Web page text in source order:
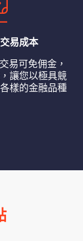
易成本
易可免佣金，
讓您以極具競
樣的金融品種